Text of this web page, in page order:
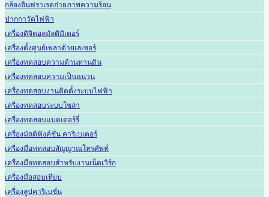
กล้องอินฟราเรดถ่ายภาพความร้อน
ปากกาวัดไฟฟ้า
เครื่องดิจิตอลมัลติมิเตอร์
เครื่องตั้งศูนย์เพลาด้วยเลเซอร์
เครื่องทดสอบความต้านทานดิน
เครื่องทดสอบความเป็นฉนวน
เครื่องทดสอบงานติดตั้งระบบไฟฟ้า
เครื่องทดสอบระบบโซล่า
เครื่องทดสอบแบตเตอร์รี่
เครื่องมัลติฟังค์ชั่น คาริเบเตอร์
เครื่องมือทดสอบสัญญาณโทรศัพท์
เครื่องมือทดสอบสำหรับงานเน็ตเวิร์ก
เครื่องมือสอบเทียบ
เครื่องลูปคาริเบชั่น